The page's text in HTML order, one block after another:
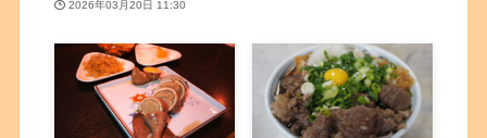
2026年03月20日 11:30